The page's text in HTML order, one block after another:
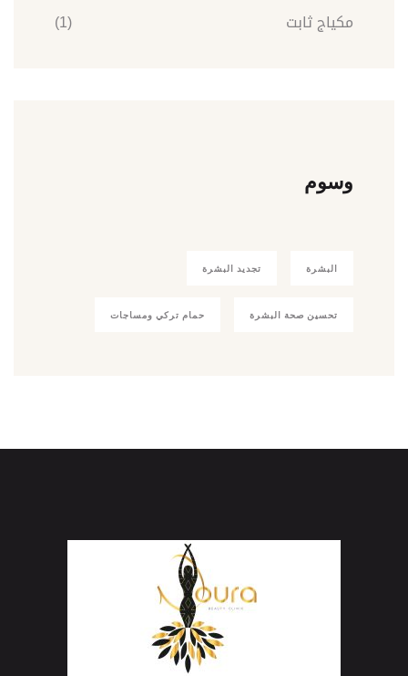
مكياج ثابت
(1)
وسوم
البشرة تجديد البشرة
تحسين صحة البشرة حمام تركي ومساجات